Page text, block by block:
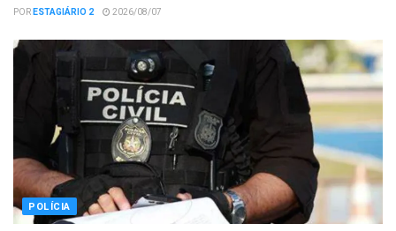
PORESTAGIÁRIO 2 2026/08/07
POLÍCIA